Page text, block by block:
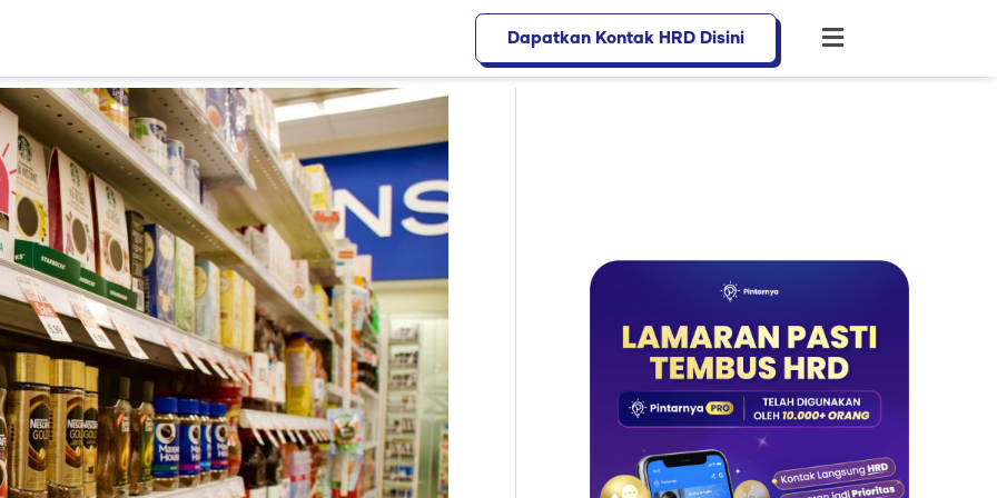
Dapatkan Kontak HRD Disini
Flyout